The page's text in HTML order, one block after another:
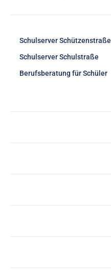
Schulserver Schützenstraße
Schulserver Schulstraße
Berufsberatung für Schüler